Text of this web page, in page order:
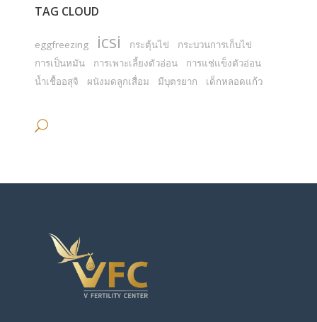
TAG CLOUD
eggfreezing icsi กระตุ้นไข่
กระบวนการเก็บไข่
การเป็นหมัน
การเพาะเลี้ยงตัวอ่อน
การแช่แข็งตัวอ่อน
น้ำเชื้ออสุจิ
ผนังมดลูกเสื่อม มีบุตรยาก เด็กหลอดแก้ว